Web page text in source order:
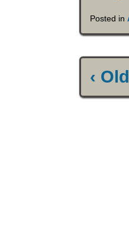
Posted in
‹